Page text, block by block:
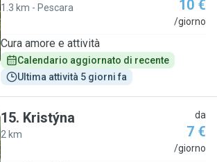
1.3 km - Pescara 10 €
/giorno
Cura amore e attività
Calendario aggiornato di recente
Ultima attività 5 giorni fa
15. Kristýna
2 km
da
7 €
/giorno